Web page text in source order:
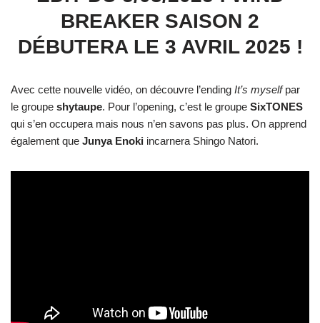
BREAKER SAISON 2
DÉBUTERA LE 3 AVRIL 2025 !
Avec cette nouvelle vidéo, on découvre l’ending It’s myselfpar
le groupe shytaupe. Pour l’opening, c’est le groupe SixTONES
qui s’en occupera mais nous n’en savons pas plus. On apprend
également que Junya Enoki incarnera Shingo Natori.